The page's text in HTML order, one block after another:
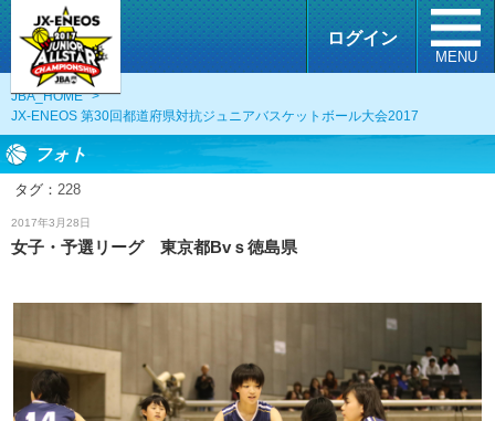
ログイン
MENU
JBA_HOME
>
JX-ENEOS 第30回都道府県対抗ジュニアバスケットボール大会2017
フォト
タグ： 228
2017年3月28日
女子・予選リーグ 東京都Bvｓ徳島県